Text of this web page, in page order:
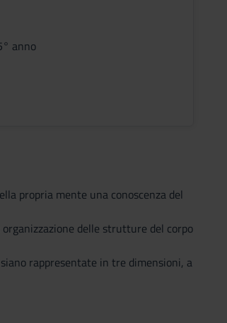
anno
propria mente una conoscenza del
delle strutture del corpo
rappresentate in tre dimensioni, a